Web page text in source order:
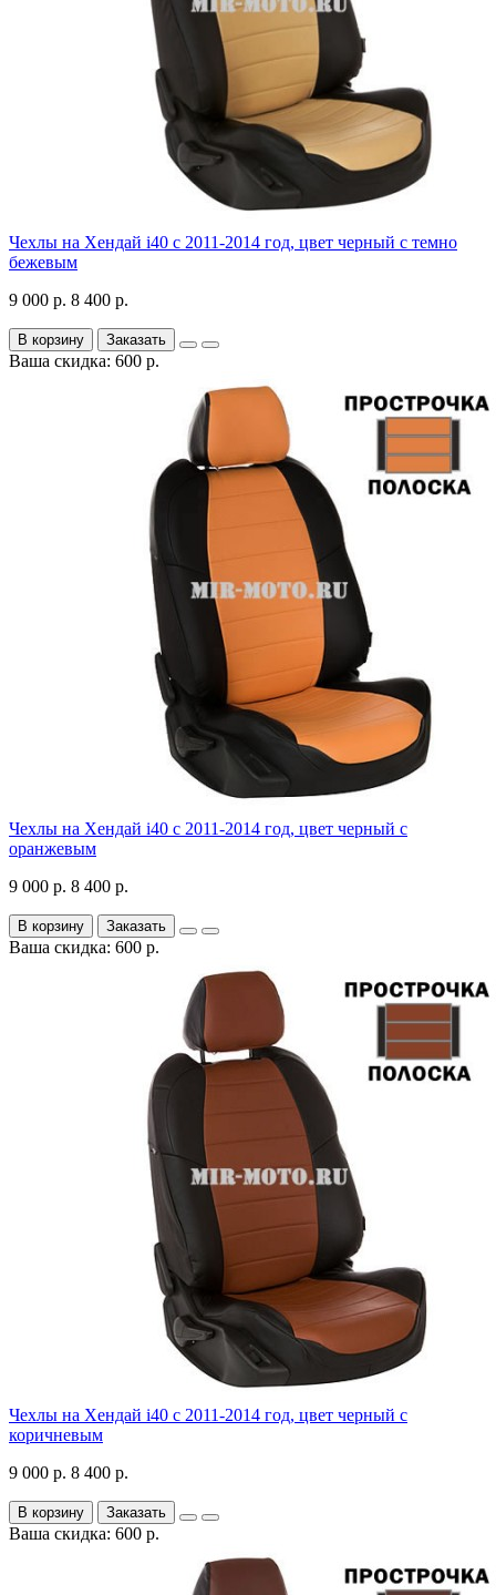
Чехлы на Хендай i40 с 2011-2014 год, цвет черный с темно
бежевым
9 000 р. 8 400 р.
В корзину Заказать
Ваша скидка: 600 р.
Чехлы на Хендай i40 с 2011-2014 год, цвет черный с
оранжевым
9 000 р. 8 400 р.
В корзину Заказать
Ваша скидка: 600 р.
Чехлы на Хендай i40 с 2011-2014 год, цвет черный с
коричневым
9 000 р. 8 400 р.
В корзину Заказать
Ваша скидка: 600 р.